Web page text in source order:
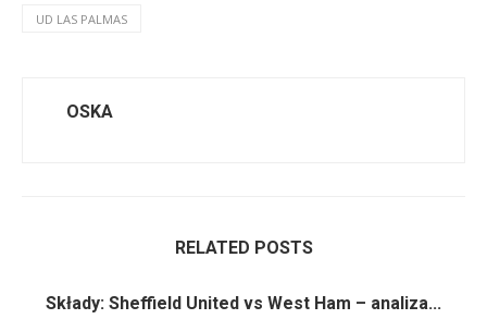
UD LAS PALMAS
OSKA
RELATED POSTS
Składy: Sheffield United vs West Ham – analiza...